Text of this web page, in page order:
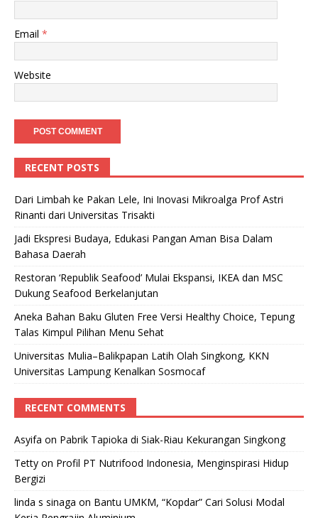
Email *
Website
RECENT POSTS
Dari Limbah ke Pakan Lele, Ini Inovasi Mikroalga Prof Astri
Rinanti dari Universitas Trisakti
Jadi Ekspresi Budaya, Edukasi Pangan Aman Bisa Dalam
Bahasa Daerah
Restoran ‘Republik Seafood’ Mulai Ekspansi, IKEA dan MSC
Dukung Seafood Berkelanjutan
Aneka Bahan Baku Gluten Free Versi Healthy Choice, Tepung
Talas Kimpul Pilihan Menu Sehat
Universitas Mulia–Balikpapan Latih Olah Singkong, KKN
Universitas Lampung Kenalkan Sosmocaf
RECENT COMMENTS
Asyifa on Pabrik Tapioka di Siak-Riau Kekurangan Singkong
Tetty on Profil PT Nutrifood Indonesia, Menginspirasi Hidup
Bergizi
linda s sinaga on Bantu UMKM, “Kopdar” Cari Solusi Modal